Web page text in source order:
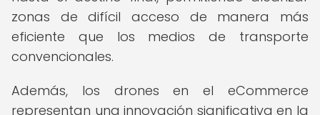
zonas de difícil acceso de manera más
eficiente que los medios de transporte
convencionales.
Además, los drones en el eCommerce
representan una innovación significativa en la